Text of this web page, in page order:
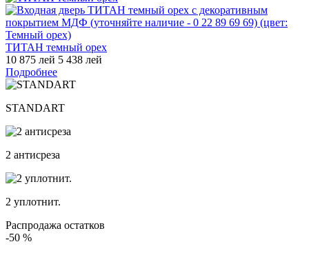
ТИТАН темный орех
10 875 лей 5 438 лей
Подробнее
STANDART
2 антисреза
2 уплотнит.
Распродажа остатков
-50 %